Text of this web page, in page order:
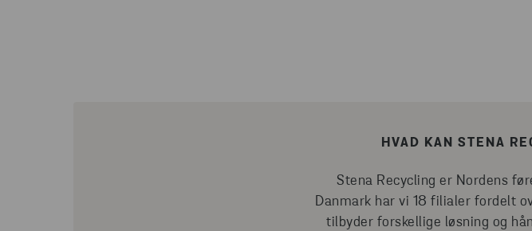
HVAD KAN STENA
Stena Recycling er Nordens
Danmark har vi 18 filialer fordelt
tilbyder forskellige løsning og